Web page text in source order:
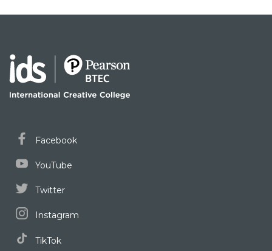
Facebook
YouTube
Twitter
Instagram
TikTok